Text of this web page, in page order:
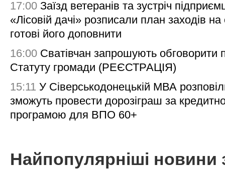
17:00 Заїзд ветеранів та зустріч
«Лісовій дачі» розписали план заходів на
готові його доповнити
16:00 Сватівчан запрошують обговорити
Статуту громади (РЕЄСТРАЦІЯ)
15:11 У Сіверськодонецькій МВА
зможуть провести дорозіграш за
програмою для ВПО 60+
Найпопулярніші новини